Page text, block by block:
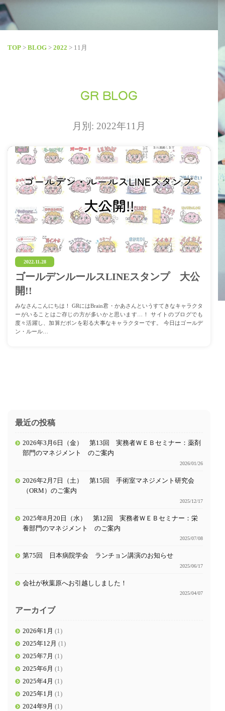
TOP > BLOG > 2022 > 11月
GR BLOG
月別: 2022年11月
2022.11.28
ゴールデンルールスLINEスタンプ 大公
開!!
みなさんこんにちは！ GRにはBrain君・かあさんというすてきなキャラクタ
ーがいることはご存じの方が多いかと思います…！ サイトのブログでも
度々活躍し、加算だポンを彩る大事なキャラクターです。 今日はゴールデ
ン・ルール…
最近の投稿
2026年3月6日（金） 第13回 実務者ＷＥＢセミナー：薬剤
部門のマネジメント のご案内
2026/01/26
2026年2月7日（土） 第15回 手術室マネジメント研究会
（ORM）のご案内
2025/12/17
2025年8月20日（水） 第12回 実務者ＷＥＢセミナー：栄
養部門のマネジメント のご案内
2025/07/08
第75回 日本病院学会 ランチョン講演のお知らせ
2025/06/17
会社が秋葉原へお引越ししました！
2025/04/07
アーカイブ
2026年1月 (1)
2025年12月 (1)
2025年7月 (1)
2025年6月 (1)
2025年4月 (1)
2025年1月 (1)
2024年9月 (1)